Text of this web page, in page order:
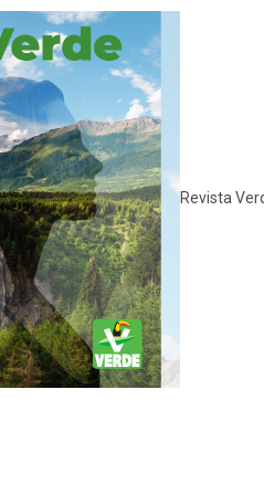
Revista